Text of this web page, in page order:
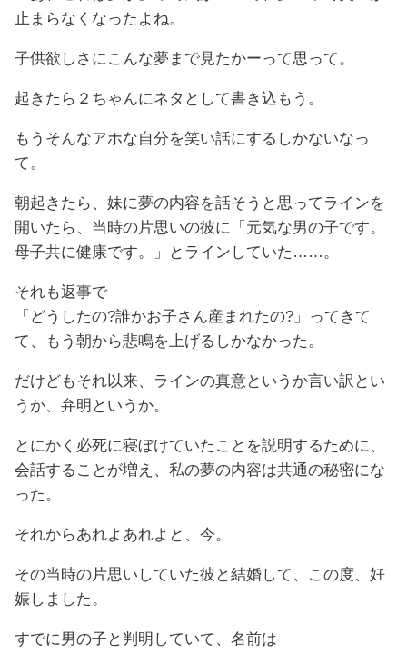
止まらなくなったよね。
子供欲しさにこんな夢まで見たかーって思って。
起きたら２ちゃんにネタとして書き込もう。
もうそんなアホな自分を笑い話にするしかないなっ
て。
朝起きたら、妹に夢の内容を話そうと思ってラインを
開いたら、当時の片思いの彼に「元気な男の子です。
母子共に健康です。」とラインしていた……。
それも返事で
「どうしたの?誰かお子さん産まれたの?」ってきて
て、もう朝から悲鳴を上げるしかなかった。
だけどもそれ以来、ラインの真意というか言い訳とい
うか、弁明というか。
とにかく必死に寝ぼけていたことを説明するために、
会話することが増え、私の夢の内容は共通の秘密にな
った。
それからあれよあれよと、今。
その当時の片思いしていた彼と結婚して、この度、妊
娠しました。
すでに男の子と判明していて、名前は